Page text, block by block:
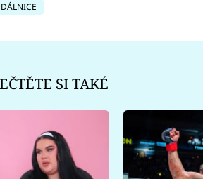
DÁLNICE
SI TAKÉ